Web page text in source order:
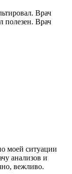
Врач
полезен. Врач
моей ситуации
анализов и
вежливо.